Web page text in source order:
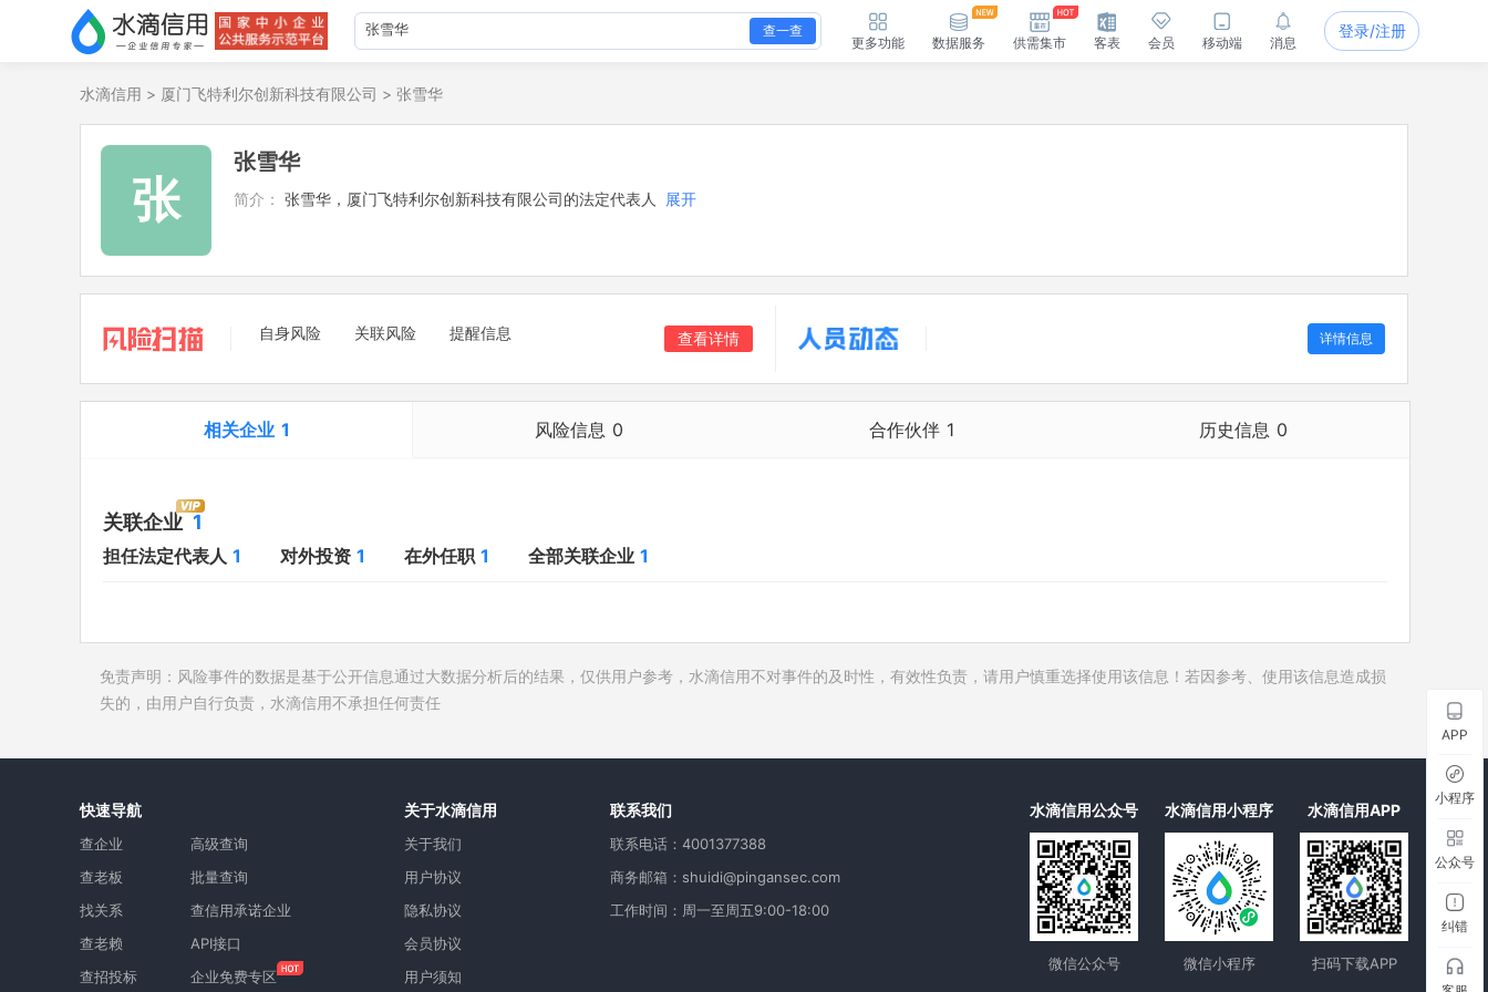
查一查
更多功能 数据服务 供需集市 客表 会员 移动端 消息
登录/注册
水滴信用 > 厦门飞特利尔创新科技有限公司 > 张雪华
张
张雪华
简介： 张雪华，厦门飞特利尔创新科技有限公司的法定代表人 展开
自身风险 关联风险 提醒信息 查看详情 详情信息
相关企业 1
对外投资 1
在外任职 1
所属集团
风险信息 0
法院公告
失信被执行人
司法协助
合作伙伴 1 历史信息 0
历史被执行人
历史司法协助
关联企业 1
担任法定代表人 1 对外投资 1 在外任职 1 全部关联企业 1
免责声明：风险事件的数据是基于公开信息通过大数据分析后的结果，仅供用户参考，水滴信用不对事件的及时性，有效性负责，请用户慎重选择使用该信息！若因参考、使用该信息造成损
失的，由用户自行负责，水滴信用不承担任何责任
快速导航
查企业
查老板
找关系
查老赖
查招投标
高级查询
批量查询
查信用承诺企业
API接口
企业免费专区
关于水滴信用
关于我们
用户协议
隐私协议
会员协议
用户须知
联系我们
联系电话：4001377388
商务邮箱：shuidi@pingansec.com
工作时间：周一至周五9:00-18:00
水滴信用公众号
微信公众号
水滴信用小程序
微信小程序
水滴信用APP
扫码下载APP
APP
小程序
公众号
纠错